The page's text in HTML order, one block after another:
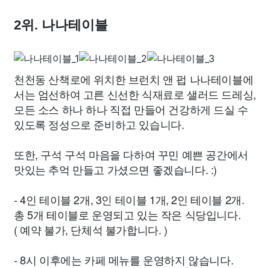
2위. 나나테이블
천천동 산책로에 위치한 브런치 앤 펍 나나테이블에
서는 엄선하여 고른 신선한 식재료로 샐러드 드레싱,
모든 소스 하나 하나 직접 만들어 건강하게 드실 수
있도록 정성으로 준비하고 있습니다.
또한, 구석 구석 마음을 다하여 꾸민 예쁜 공간에서
맛있는 추억 만들고 가셨으면 좋겠습니다. :)
- 4인 테이블 2개, 3인 테이블 1개, 2인 테이블 2개.
총 5개 테이블로 운영되고 있는 작은 식당입니다.
( 예약 불가, 단체석 불가합니다. )
- 8시 이후에는 카페 메뉴를 운영하지 않습니다.